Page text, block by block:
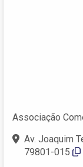
Associação
Av. Joaquim
79801-015